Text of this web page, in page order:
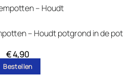
– Houdt potgrond in de pot
€4,90
Bestellen